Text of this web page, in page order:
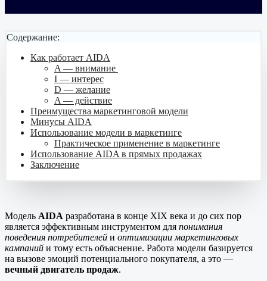
Содержание:
Как работает AIDA
A — внимание
I — интерес
D — желание
A — действие
Преимущества маркетинговой модели
Минусы AIDA
Использование модели в маркетинге
Практическое применение в маркетинге
Использование AIDA в прямых продажах
Заключение
Модель AIDA разработана в конце XIX века и до сих пор
является эффективным инструментом для понимания
поведения потребителей и оптимизации маркетинговых
кампаний и тому есть объяснение. Работа модели базируется
на вызове эмоций потенциального покупателя, а это —
вечный двигатель продаж.